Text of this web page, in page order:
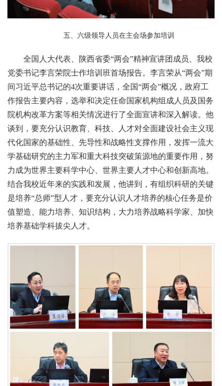
五、六级领导人员在主会场参加培训
全国人大代表、陕西省委“两会”精神宣讲团成员、我校
党委书记李言荣院士作培训班首场报告。李言荣从“两会”期
间习近平总书记的4次重要讲话，全国“两会”概况，政府工
作报告主要内容，选举和决定任命国家机构组成人员及国务
院机构改革方案等相关情况进行了全面宣讲和深入解读。他
谈到，要充分认识教育、科技、人才对全面建设社会主义现
代化国家的基础性、先导性和战略性支撑作用，发挥一流大
学基础研究的主力军和重大科技突破策源地的重要作用，努
力成为世界主要科学中心、世界主要人才中心和创新高地。
结合我校近年来的实践和发展，他讲到，有组织科研的关键
是培养“总师”型人才，要充分认识人才培养的核心任务是价
值塑造、能力培养、知识结构，大力培养战略科学家、加快
培养基础学科拔尖人才。